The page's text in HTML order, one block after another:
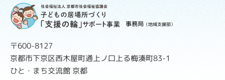
事務局 （地域支援部）
〒600-8127
京都市下京区西木屋町通上ノ口上る梅湊町83-1
ひと・まち交流館 京都